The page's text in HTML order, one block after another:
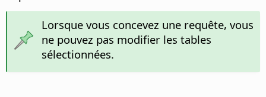
Lorsque vous concevez une requête, vous
ne pouvez pas modifier les tables
sélectionnées.